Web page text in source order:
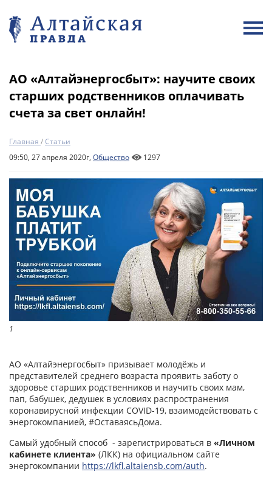
АО «Алтайэнергосбыт»: научите своих
старших родственников оплачивать
счета за свет онлайн!
Главная /Статьи
09:50, 27 апреля 2020г, Общество 1297
1
АО «Алтайэнергосбыт» призывает молодёжь и
представителей среднего возраста проявить заботу о
здоровье старших родственников и научить своих мам,
пап, бабушек, дедушек в условиях распространения
коронавирусной инфекции COVID-19, взаимодействовать с
энергокомпанией, #ОставаясьДома.
Самый удобный способ - зарегистрироваться в «Личном
кабинете клиента» (ЛКК) на официальном сайте
энергокомпании https://lkfl.altaiensb.com/auth.